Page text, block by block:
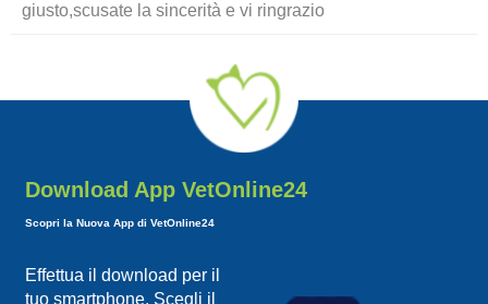
giusto,scusate la sincerità e vi ringrazio
Download App VetOnline24
Scopri la Nuova App di VetOnline24
Effettua il download per il
tuo smartphone. Scegli il